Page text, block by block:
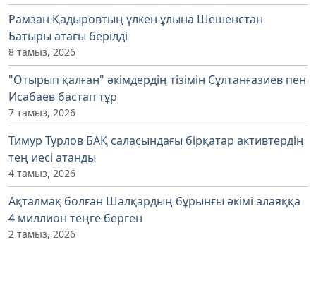
Рамзан Қадыровтың үлкен ұлына Шешенстан
Батыры атағы берілді
8 тамыз, 2026
"Отырып қалған" әкімдердің тізімін Сұлтанғазиев пен
Исабаев бастап тұр
7 тамыз, 2026
Тимур Турлов БАҚ саласындағы бірқатар активтердің
тең иесі атанды
4 тамыз, 2026
Ақталмақ болған Шалқардың бұрынғы әкімі алаяққа
4 миллион теңге берген
2 тамыз, 2026